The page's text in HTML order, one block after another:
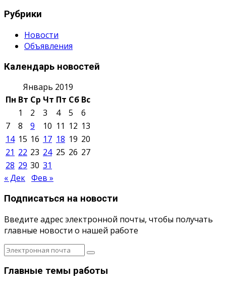
Рубрики
Новости
Объявления
Календарь новостей
Январь 2019
Пн Вт Ср Чт Пт Сб Вс
1
2 3 4 5
6
7
8 9 10 11 12 13
14 15 16 17 18 19 20
21 22 23 24 25 26 27
28 29 30 31
« Дек Фев »
Подписаться на новости
Введите адрес электронной почты, чтобы получать
главные новости о нашей работе
Главные темы работы